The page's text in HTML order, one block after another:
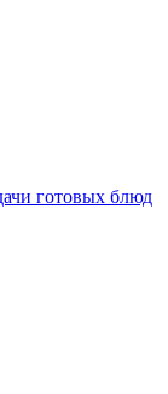
готовых блюд